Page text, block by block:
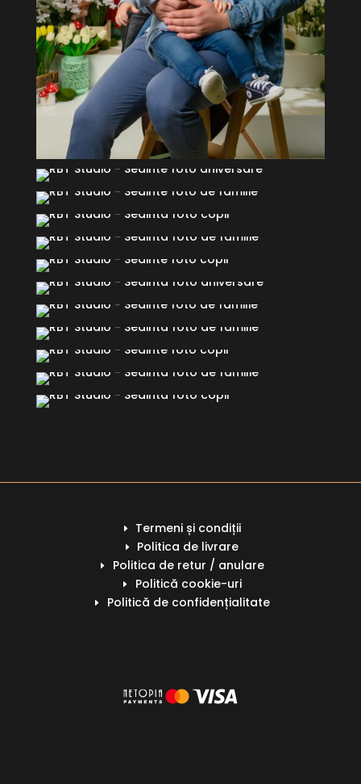
E Termeni și condiții
E Politica de livrare
E Politica de retur / anulare
E Politică cookie-uri
E Politică de confidențialitate